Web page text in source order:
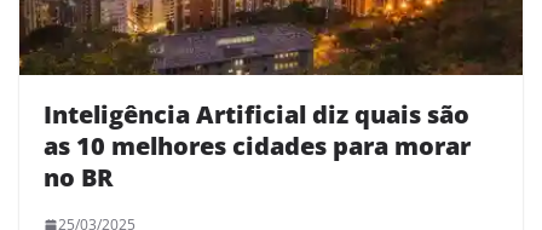
Inteligência Artificial diz quais são
as 10 melhores cidades para morar
no BR
25/03/2025